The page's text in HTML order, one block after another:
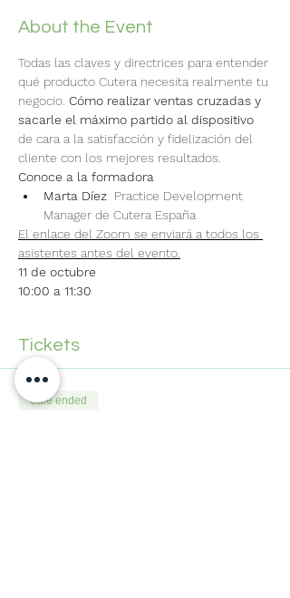
About the Event
Todas las claves y directrices para entender
qué producto Cutera necesita realmente tu
negocio. Cómo realizar ventas cruzadas y
sacarle el máximo partido al dispositivo
de cara a la satisfacción y fidelización del
cliente con los mejores resultados.
Conoce a la formadora
Marta Díez Practice Development
Manager de Cutera España
El enlace del Zoom se enviará a todos los
asistentes antes del evento.
11 de octubre
10:00 a 11:30
Tickets
Sale ended